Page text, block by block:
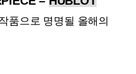
품으로 명명될 올해의